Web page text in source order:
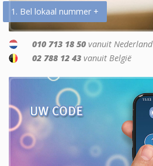
1. Bel lokaal nummer +
010 713 18 50 vanuit Nederland
02 788 12 43 vanuit België